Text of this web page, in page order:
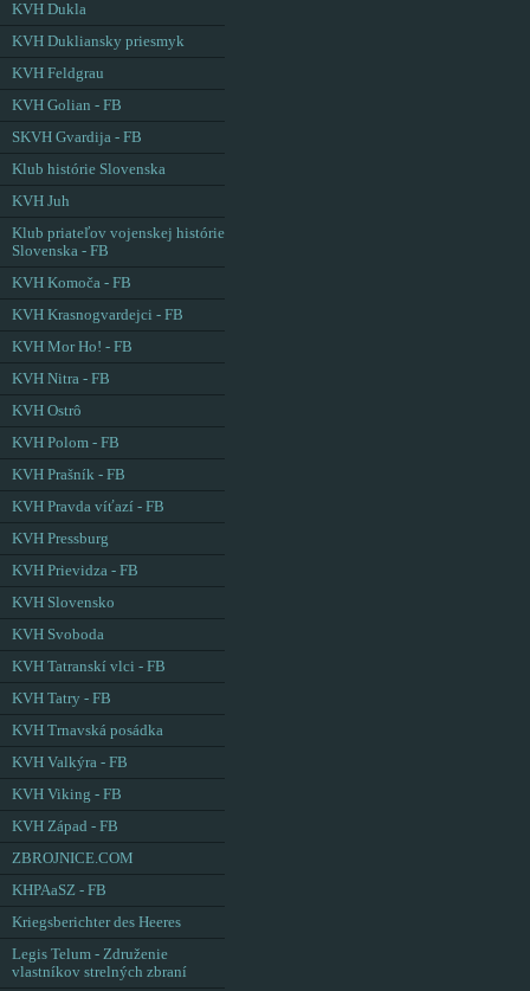
KVH Dukla
KVH Dukliansky priesmyk
KVH Feldgrau
KVH Golian - FB
SKVH Gvardija - FB
Klub histórie Slovenska
KVH Juh
Klub priateľov vojenskej histórie
Slovenska - FB
KVH Komoča - FB
KVH Krasnogvardejci - FB
KVH Mor Ho! - FB
KVH Nitra - FB
KVH Ostrô
KVH Polom - FB
KVH Prašník - FB
KVH Pravda víťazí - FB
KVH Pressburg
KVH Prievidza - FB
KVH Slovensko
KVH Svoboda
KVH Tatranskí vlci - FB
KVH Tatry - FB
KVH Trnavská posádka
KVH Valkýra - FB
KVH Viking - FB
KVH Západ - FB
ZBROJNICE.COM
KHPAaSZ - FB
Kriegsberichter des Heeres
Legis Telum - Združenie
vlastníkov strelných zbraní